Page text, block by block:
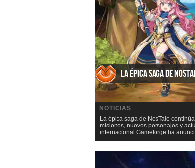
La épica saga de
NOTICIAS
La épica saga de NosTale
misiones, nuevos personajes y
internacional Gameforge ha